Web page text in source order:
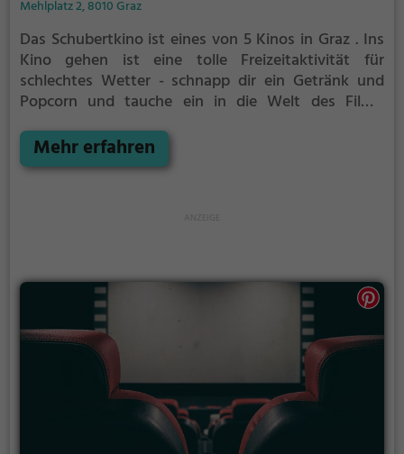
Mehlplatz 2, 8010 Graz
Das Schubertkino ist eines von 5 Kinos in Graz . Ins
Kino gehen ist eine tolle Freizeitaktivität für
schlechtes Wetter - schnapp dir ein Getränk und
Popcorn und tauche ein in die Welt des Films.
Öffnungszeiten, sowie Tickets findest du auf der
Website.
Mehr erfahren